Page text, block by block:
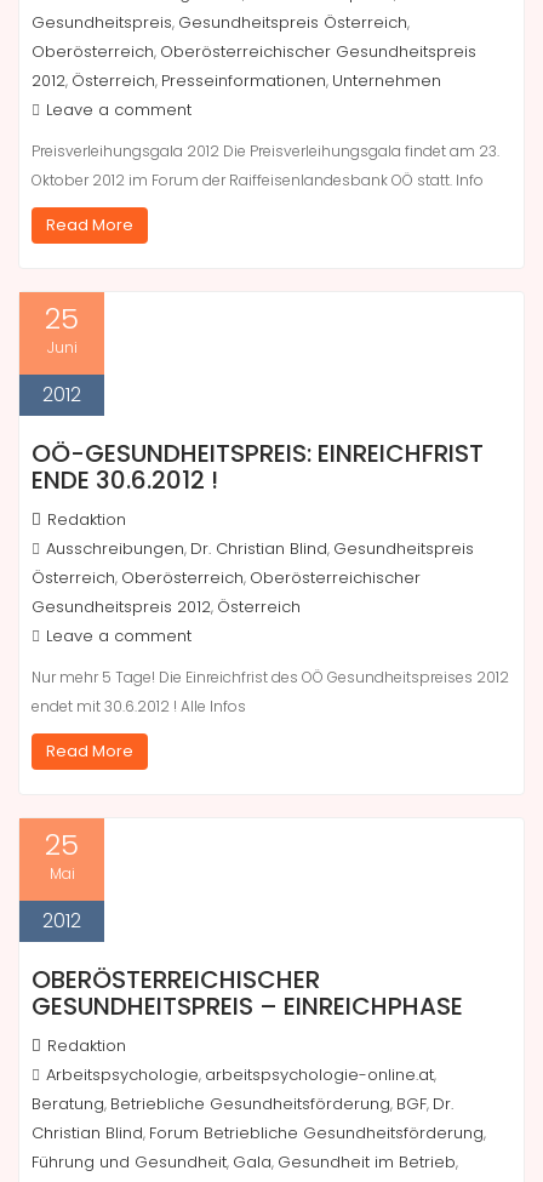
Gesundheitspreis, Gesundheitspreis Österreich,
Oberösterreich, Oberösterreichischer Gesundheitspreis
2012, Österreich, Presseinformationen, Unternehmen
Leave a comment
Preisverleihungsgala 2012 Die Preisverleihungsgala findet am 23.
Oktober 2012 im Forum der Raiffeisenlandesbank OÖ statt. Info
Read More
25
Juni
2012
OÖ-GESUNDHEITSPREIS: EINREICHFRIST
ENDE 30.6.2012 !
Redaktion
Ausschreibungen, Dr. Christian Blind, Gesundheitspreis
Österreich, Oberösterreich, Oberösterreichischer
Gesundheitspreis 2012, Österreich
Leave a comment
Nur mehr 5 Tage! Die Einreichfrist des OÖ Gesundheitspreises 2012
endet mit 30.6.2012 ! Alle Infos
Read More
25
Mai
2012
OBERÖSTERREICHISCHER
GESUNDHEITSPREIS – EINREICHPHASE
Redaktion
Arbeitspsychologie, arbeitspsychologie-online.at,
Beratung, Betriebliche Gesundheitsförderung, BGF, Dr.
Christian Blind, Forum Betriebliche Gesundheitsförderung,
Führung und Gesundheit, Gala, Gesundheit im Betrieb,